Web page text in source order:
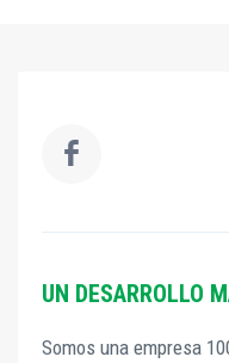
UN DESARROLLO
Somos una empresa